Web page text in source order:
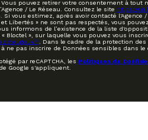
Vous pouvez retirer votre consentement à tout
/ Le Réseau. Consultez le site https://
Si vous estimez, après avoir contacté l'Agence
Libertés » ne sont pas respectés, vous
informons de l’existence de la liste
Bloctel », sur laquelle vous pouvez vous
. Dans le cadre de la protection
ne pas inscrire de Données sensibles dans le
par reCAPTCHA, les Politiques de
de Google s'appliquent.